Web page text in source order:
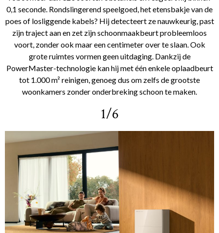
0,1 seconde. Rondslingerend speelgoed, het etensbakje van de
poes of losliggende kabels? Hij detecteert ze nauwkeurig, past
zijn traject aan en zet zijn schoonmaakbeurt probleemloos
voort, zonder ook maar een centimeter over te slaan. Ook
grote ruimtes vormen geen uitdaging. Dankzij de
PowerMaster-technologie kan hij met één enkele oplaadbeurt
tot 1.000 m² reinigen, genoeg dus om zelfs de grootste
woonkamers zonder onderbreking schoon te maken.
1/6